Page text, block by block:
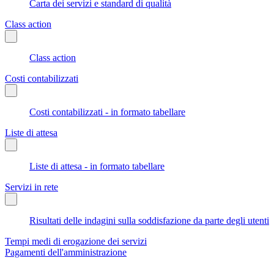
Carta dei servizi e standard di qualità
Class action
Class action
Costi contabilizzati
Costi contabilizzati - in formato tabellare
Liste di attesa
Liste di attesa - in formato tabellare
Servizi in rete
Risultati delle indagini sulla soddisfazione da parte degli utenti
Tempi medi di erogazione dei servizi
Pagamenti dell'amministrazione